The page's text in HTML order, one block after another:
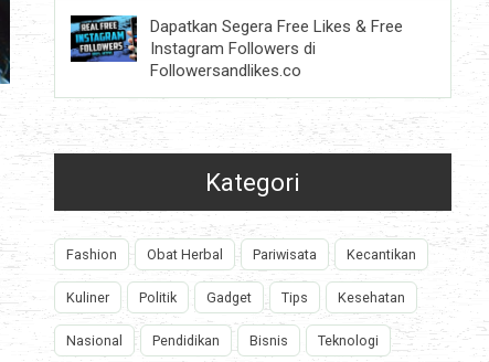
Dapatkan Segera Free Likes & Free
Instagram Followers di
Followersandlikes.co
Kategori
Fashion Obat Herbal Pariwisata Kecantikan
Kuliner Politik Gadget Tips Kesehatan
Nasional Pendidikan Bisnis Teknologi